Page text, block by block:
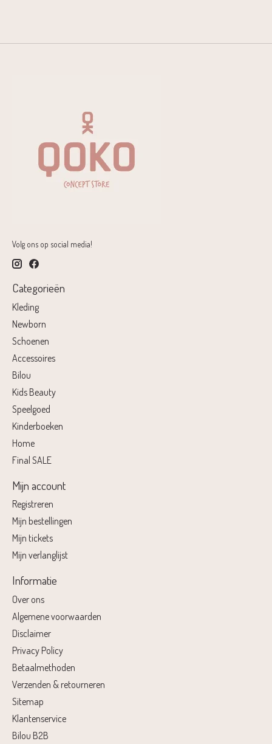
Volg ons op social media!
Categorieën
Kleding
Newborn
Schoenen
Accessoires
Bilou
Kids Beauty
Speelgoed
Kinderboeken
Home
Final SALE
Mijn account
Registreren
Mijn bestellingen
Mijn tickets
Mijn verlanglijst
Informatie
Over ons
Algemene voorwaarden
Disclaimer
Privacy Policy
Betaalmethoden
Verzenden & retourneren
Sitemap
Klantenservice
Bilou B2B